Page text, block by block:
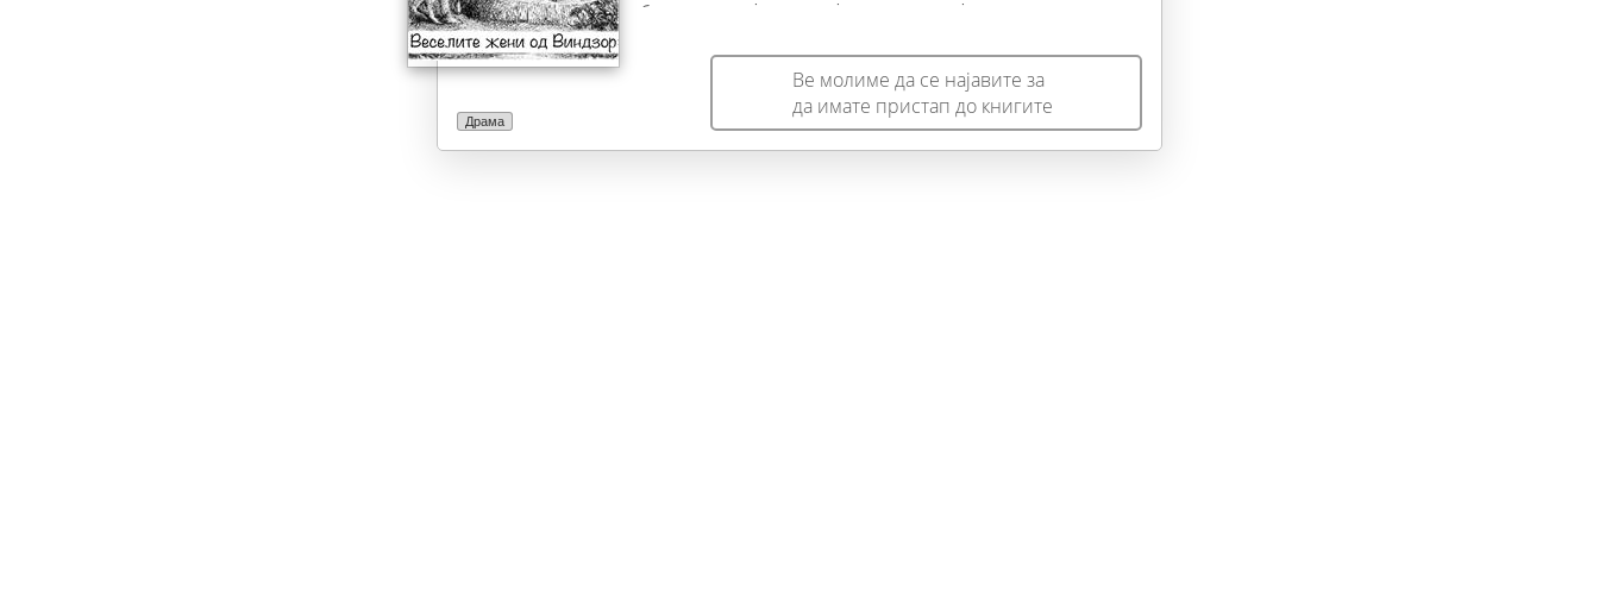
Драма
брзгаат од секој стих, секоја реченица, секоја реплика и
јазик. Главниот заплет – Фалстафовото лажно
додворување на жените од господата Рабуш и
Плиткавода за да се извлече од тешката финансиска
состојба и неговото насамарување, И споредниот –
Ве молиме да се најавите за
да имате пристап до книгите